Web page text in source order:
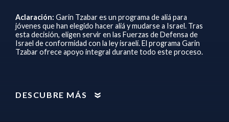
Aclaración: Garin Tzabar es un programa de aliá para
jóvenes que han elegido hacer aliá y mudarse a Israel. Tras
esta decisión, eligen servir en las Fuerzas de Defensa de
Israel de conformidad con la ley israelí. El programa Garin
Tzabar ofrece apoyo integral durante todo este proceso.
DESCUBRE MÁS